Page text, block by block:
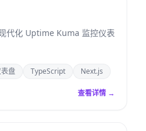
代化 Uptime Kuma 监控仪表
盘 TypeScript Next.js
查看详情 →